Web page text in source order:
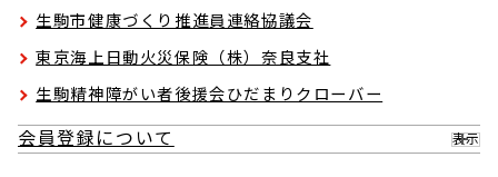
生駒市健康づくり推進員連絡協議会
東京海上日動火災保険（株）奈良支社
生駒精神障がい者後援会ひだまりクローバー
会員登録について 表示